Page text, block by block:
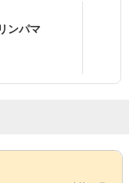
ンパマ